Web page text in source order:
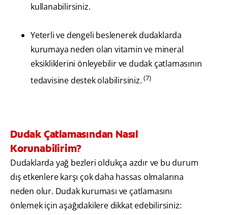
kullanabilirsiniz.
Yeterli ve dengeli beslenerek dudaklarda
kurumaya neden olan vitamin ve mineral
eksikliklerini önleyebilir ve dudak çatlamasının
tedavisine destek olabilirsiniz.(7)
Dudak Çatlamasından Nasıl
Korunabilirim?
Dudaklarda yağ bezleri oldukça azdır ve bu durum
dış etkenlere karşı çok daha hassas olmalarına
neden olur. Dudak kuruması ve çatlamasını
önlemek için aşağıdakilere dikkat edebilirsiniz: